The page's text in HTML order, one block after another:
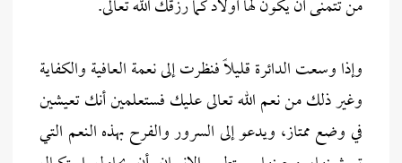
من تتمنى أن يكون لها أولاد كما رزقك الله تعالى.
وإذا وسعت الدائرة قليلاً فنظرت إلى نعمة العافية والكفاية
وغير ذلك من نعم الله تعالى عليك فستعلمين أنك تعيشين
في وضع ممتاز، ويدعو إلى السرور والفرح بهذه النعم التي